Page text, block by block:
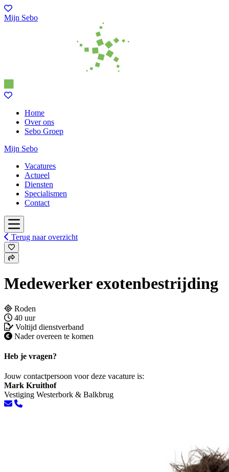
Mijn Sebo
Home
Over ons
Sebo Groep
Mijn Sebo
Vacatures
Actueel
Diensten
Specialismen
Contact
Terug naar overzicht
Medewerker exotenbestrijding
Roden
40 uur
Voltijd dienstverband
Nader overeen te komen
Heb je vragen?
Jouw contactpersoon voor deze vacature is:
Mark Kruithof
Vestiging Westerbork & Balkbrug